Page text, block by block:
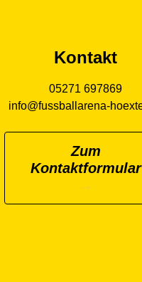
Kontakt
05271 697869
info@fussballarena-
Zum
Kontaktformular